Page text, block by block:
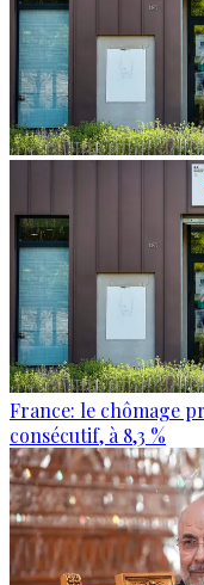
France: le chômage
consécutif, à 8,3 %